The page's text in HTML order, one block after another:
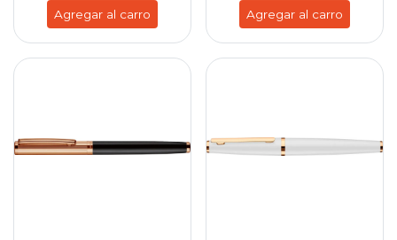
Agregar al carro Agregar al carro